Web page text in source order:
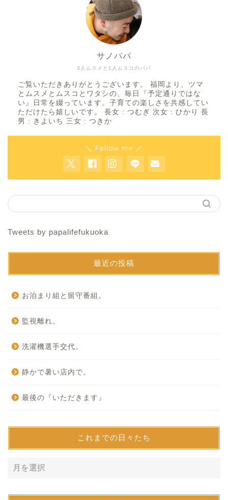
3人ムスメと1人ムスコのパパ
サノパパ
ご覧いただきありがとうございます。 福岡より、ツマ
とムスメとムスコとワタシの、毎日『予定通りではな
い』日常を綴っています。子育ての楽しさを共感してい
ただけたら嬉しいです。 長女 : つむぎ 次女 : ひかり 長
男 : きよいち 三女 : つきか
＼ Follow me ／
Tweets by papalifefukuoka
最近の投稿
お泊まり組と留守番組。
監視離れ。
洗濯機選手交代。
静かで暑い店内で。
最後の『いただきます』
これまでの日々たち